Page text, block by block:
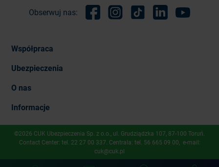
Obserwuj nas:
Współpraca
Ubezpieczenia
O nas
Informacje
©2026 CUK Ubezpieczenia Sp. z o.o., ​ul. Grudziądzka 107, 87-100 Toruń.
Contact Center: tel. 22 27 00 337 . Centrala: tel. 56 665 09 00 , e-mail:
cuk@cuk.pl